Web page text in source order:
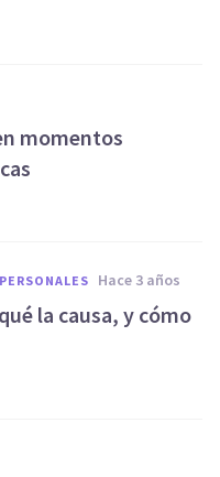
momentos
hace 3 años
la causa, y cómo